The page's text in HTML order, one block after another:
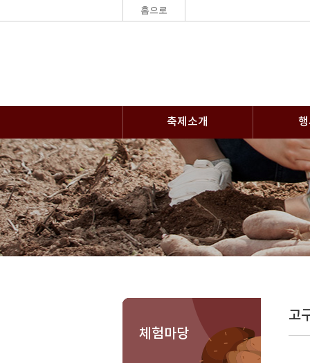
홈으로
축제소개
체험마당
고